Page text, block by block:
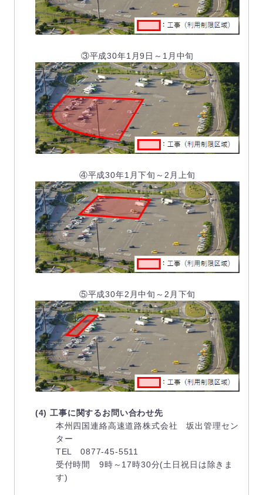
③平成30年1月9日～1月中旬
④平成30年1月下旬～2月上旬
⑤平成30年2月中旬～2月下旬
(4) 工事に関するお問い合わせ先
本州四国連絡高速道路株式会社 坂出管理セン
ター
TEL 0877-45-5511
受付時間 9時～17時30分(土日祝日は除きま
す)